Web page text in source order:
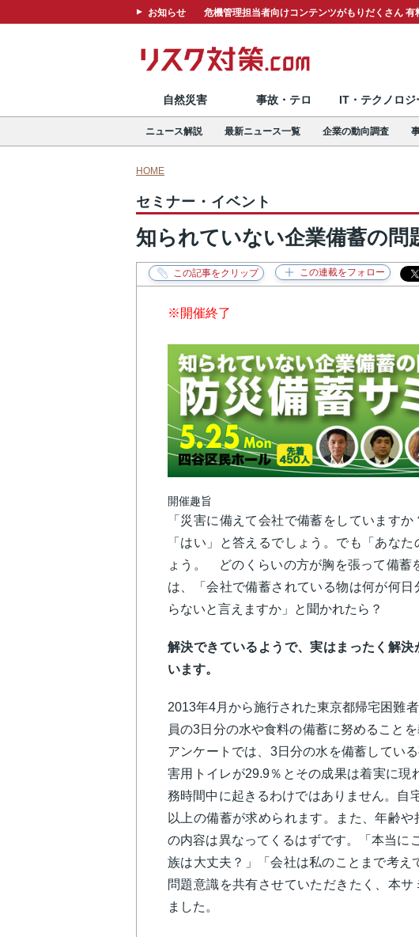
お知らせ 危機管理担当者向けコンテンツがもりだくさん
自然災害 事故・テロ IT・テクノロジ
ニュース解説 最新ニュース一覧 企業の動向調査
HOME
セミナー・イベント
知られていない企業備蓄の問
※開催終了
開催趣旨
「災害に備えて会社で備蓄をしています
「はい」と答えるでしょう。でも「あな
ょう。 どのくらいの方が胸を張って備蓄
は、「会社で備蓄されている物は何が何
らないと言えますか」と聞かれたら？
解決できているようで、実はまったく解
います。
2013年4月から施行された東京都帰宅困難
員の3日分の水や食料の備蓄に努めること
アンケートでは、3日分の水を備蓄してい
害用トイレが29.9％とその成果は着実に現
務時間中に起きるわけではありません。自
以上の備蓄が求められます。また、年齢
の内容は異なってくるはずです。「本当に
族は大丈夫？」「会社は私のことまで考え
問題意識を共有させていただきたく、本
ました。